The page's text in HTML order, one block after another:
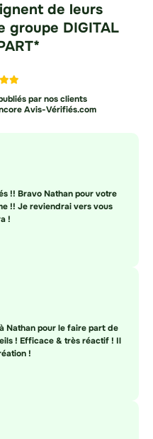
de leurs
groupe DIGITAL
par nos clients
Avis-Vérifiés.com
!! Bravo Nathan pour votre
!! Je reviendrai vers vous
!
Nathan pour le faire part de
! Efficace & très réactif ! Il
!